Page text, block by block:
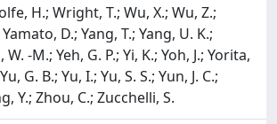
H.; Wright, T.; Wu, X.; Wu, Z.;
D.; Yang, T.; Yang, U. K.;
W. -M.; Yeh, G. P.; Yi, K.; Yoh, J.; Yorita,
G. B.; Yu, I.; Yu, S. S.; Yun, J. C.;
Y.; Zhou, C.; Zucchelli, S.